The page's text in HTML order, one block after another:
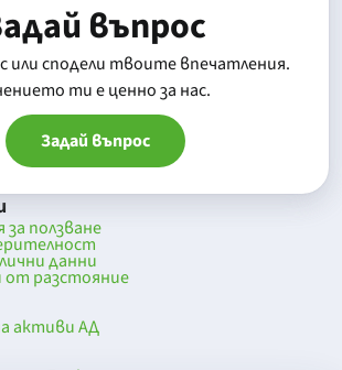
въпрос
или сподели твоите впечатления.
ти е ценно за нас.
Задай въпрос
за ползване
данни
от разстояние
активи АД